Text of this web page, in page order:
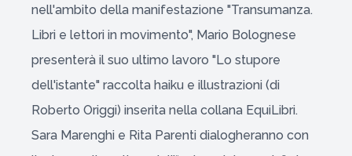
nell'ambito della manifestazione "Transumanza.
Libri e lettori in movimento", Mario Bolognese
presenterà il suo ultimo lavoro "Lo stupore
dell'istante" raccolta haiku e illustrazioni (di
Roberto Origgi) inserita nella collana EquiLibri.
Sara Marenghi e Rita Parenti dialogheranno con